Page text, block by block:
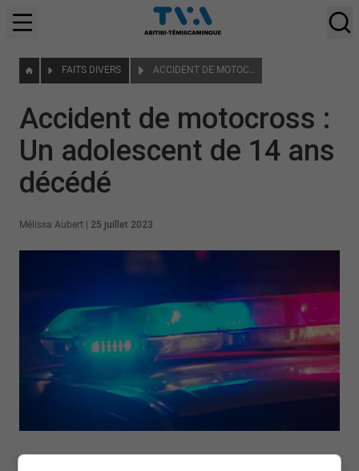
FAITS DIVERS ACCIDENT DE MOTOCROSS : UN ADOLESCENT DE 14 ANS DÉCÉDÉ
Accident de motocross :
Un adolescent de 14 ans
décédé
Mélissa Aubert 25 juillet 2023